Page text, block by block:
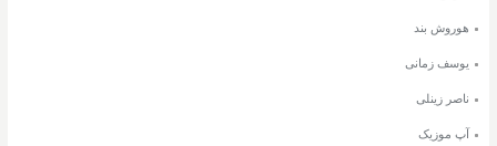
هوروش بند
یوسف زمانی
ناصر زینلی
آپ موزیک